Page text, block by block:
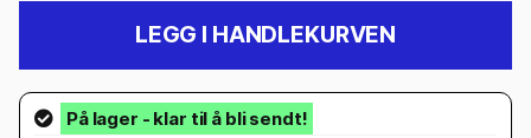
LEGG I HANDLEKURVEN